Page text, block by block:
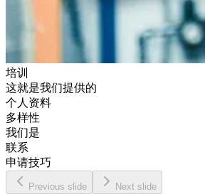
培训
这就是我们提供的
个人资料
多样性
我们是
联系
申请技巧
Previous slide Next slide